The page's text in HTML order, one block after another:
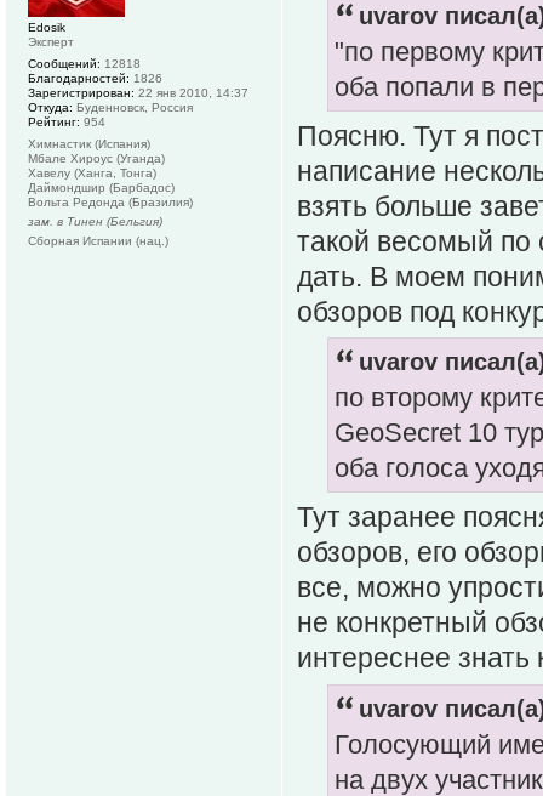
uvarov
"по первому
оба попали в
Поясню. Тут я
написание
взять больше
такой весомый по
дать. В моем
обзоров под
uvarov
по второму
GeoSecret 10
оба голоса
Тут заранее
обзоров, его
все, можно
не конкретный
интереснее
uvarov
Голосующий
на двух
Edosik
Эксперт
Сообщений: 12818
Благодарностей: 1826
Зарегистрирован: 22 янв 2010, 14:37
Откуда: Буденновск, Россия
Рейтинг: 954
Химнастик (Испания)
Мбале Хироус (Уганда)
Хавелу (Ханга, Тонга)
Даймондшир (Барбадос)
Вольта Редонда (Бразилия)
зам. в Тинен (Бельгия)
Сборная Испании (нац.)